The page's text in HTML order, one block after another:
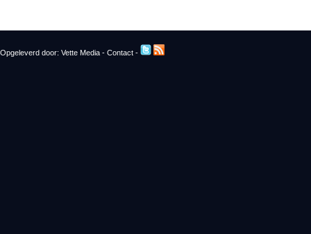
Opgeleverd door: Vette Media - Contact -